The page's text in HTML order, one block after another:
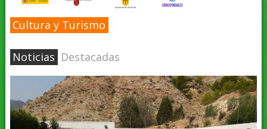
Cultura y Turismo
Noticias Destacadas